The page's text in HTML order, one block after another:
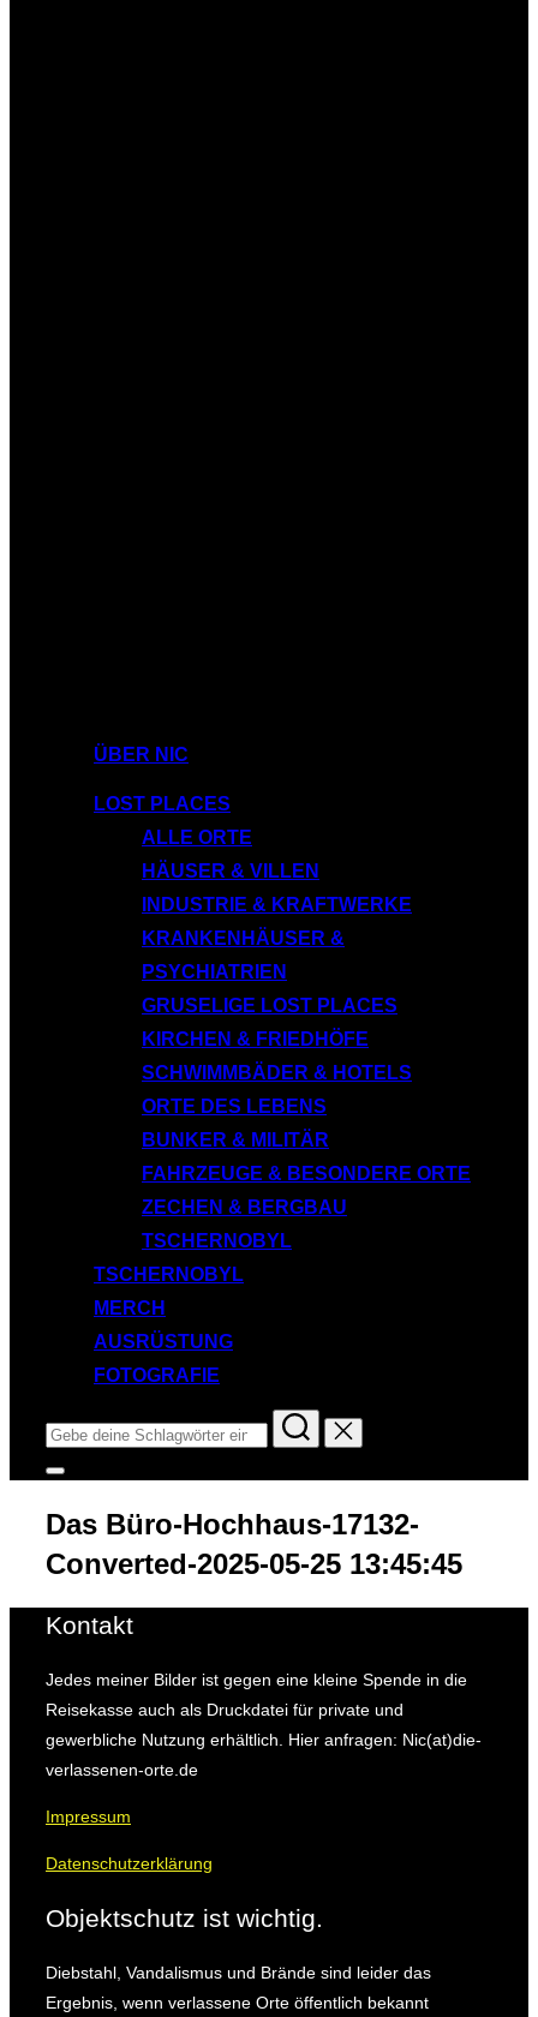
ÜBER NIC
LOST PLACES
ALLE ORTE
HÄUSER & VILLEN
INDUSTRIE & KRAFTWERKE
KRANKENHÄUSER &
PSYCHIATRIEN
GRUSELIGE LOST PLACES
KIRCHEN & FRIEDHÖFE
SCHWIMMBÄDER & HOTELS
ORTE DES LEBENS
BUNKER & MILITÄR
FAHRZEUGE & BESONDERE ORTE
ZECHEN & BERGBAU
TSCHERNOBYL
TSCHERNOBYL
MERCH
AUSRÜSTUNG
FOTOGRAFIE
Suchen
nach:
Seitenleiste
Navigation
umschalten
Das Büro-Hochhaus-17132-
Converted-2025-05-25 13:45:45
Kontakt
Jedes meiner Bilder ist gegen eine kleine Spende in die
Reisekasse auch als Druckdatei für private und
gewerbliche Nutzung erhältlich. Hier anfragen: Nic(at)die-
verlassenen-orte.de
Impressum
Datenschutzerklärung
Objektschutz ist wichtig.
Diebstahl, Vandalismus und Brände sind leider das
Ergebnis, wenn verlassene Orte öffentlich bekannt